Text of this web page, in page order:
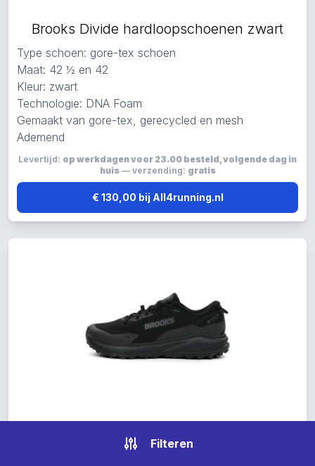
Brooks Divide hardloopschoenen zwart
Type schoen: gore-tex schoen
Maat: 42 ½ en 42
Kleur: zwart
Technologie: DNA Foam
Gemaakt van gore-tex, gerecycled en mesh
Ademend
Levertijd: op werkdagen voor 23.00 besteld, volgende dag in
huis— verzending: gratis
€ 130,00 bij All4running.nl
Brooks Divide hardloopschoenen zwart
Filteren